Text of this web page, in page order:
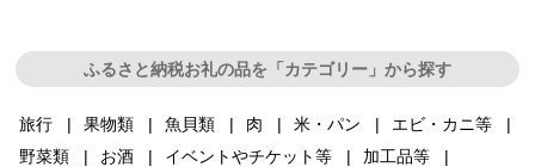
ふるさと納税お礼の品を「カテゴリー」から探す
旅行 果物類 魚貝類 肉 米・パン
エビ・カニ等
野菜類
お酒 イベントやチケット等
加工品等